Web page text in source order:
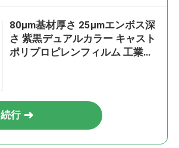
80μm基材厚さ 25μmエンボス深
さ 紫黒デュアルカラー キャスト
ポリプロピレンフィルム 工業用
続行